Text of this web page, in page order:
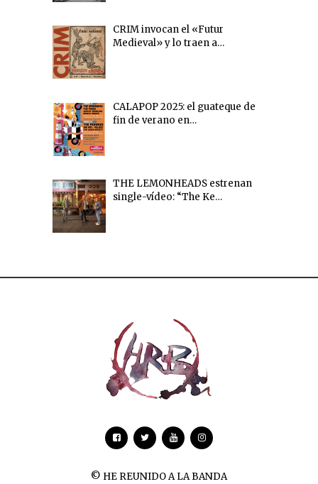
CRIM invocan el «Futur
Medieval» y lo traen a…
CALAPOP 2025: el guateque de
fin de verano en…
THE LEMONHEADS estrenan
single-vídeo: “The Ke…
© HE REUNIDO A LA BANDA